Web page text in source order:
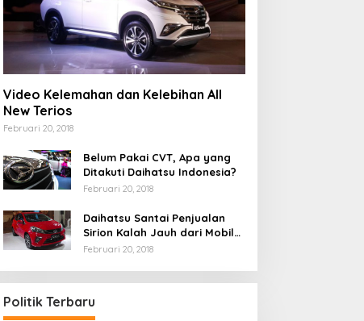
Video Kelemahan dan Kelebihan All
New Terios
Februari 20, 2018
Belum Pakai CVT, Apa yang
Ditakuti Daihatsu Indonesia?
Februari 20, 2018
Daihatsu Santai Penjualan
Sirion Kalah Jauh dari Mobil
LCGC
Februari 20, 2018
Politik Terbaru